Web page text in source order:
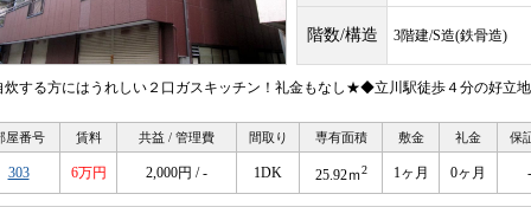
階数/構造 3階建/S造(鉄骨造)
する方にはうれしい２口ガスキッチン！礼金もなし★◆立川駅徒歩４分の好立
屋番号 賃料 共益 / 管理費 間取り 専有面積 敷金 礼金 保
303 6万円 2,000円 / - 1DK 25.92ｍ2 1ヶ月 0ヶ月 -